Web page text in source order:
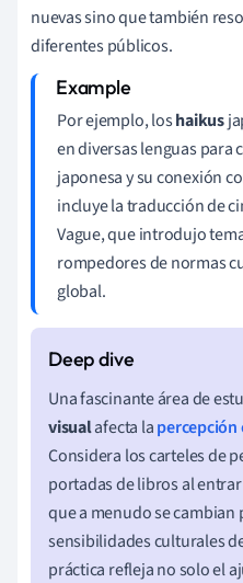
nuevas sino que también
diferentes públicos.
Por ejemplo, loshaikus
en diversas lenguas para
japonesa y su conexión
incluye la traducción de
Vague, que introdujo
rompedores de normas
global.
Una fascinante área de
visualafecta la
Considera los carteles de
portadas de libros al
que a menudo se cambian
sensibilidades culturales
práctica refleja no solo el